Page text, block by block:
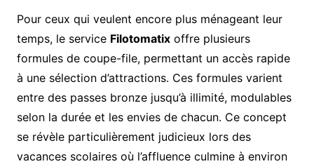
Pour ceux qui veulent encore plus ménageant leur
temps, le service Filotomatixoffre plusieurs
formules de coupe-file, permettant un accès rapide
à une sélection d’attractions. Ces formules varient
entre des passes bronze jusqu’à illimité, modulables
selon la durée et les envies de chacun. Ce concept
se révèle particulièrement judicieux lors des
vacances scolaires où l’affluence culmine à environ